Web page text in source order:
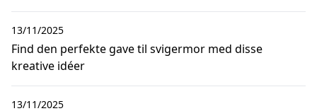
Find den perfekte gave til svigermor med disse
kreative idéer
13/11/2025
13/11/2025